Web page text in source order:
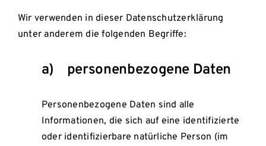
Wir verwenden in dieser Datenschutzerklärung
unter anderem die folgenden Begriffe:
a) personenbezogene Daten
Personenbezogene Daten sind alle
Informationen, die sich auf eine identifizierte
oder identifizierbare natürliche Person (im